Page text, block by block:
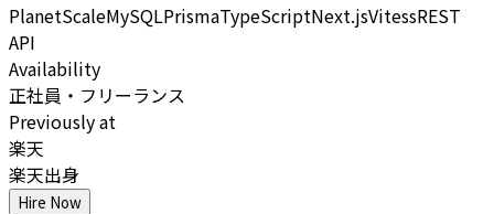
PlanetScaleMySQLPrismaTypeScriptNext.jsVitessREST
API
Availability
正社員・フリーランス
Previously at
楽天
楽天出身
Hire Now